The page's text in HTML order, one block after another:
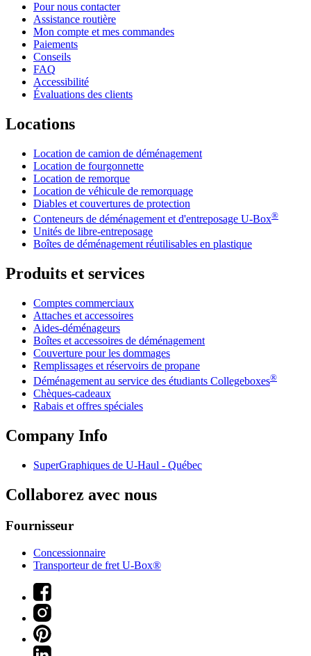
Pour nous contacter
Assistance routière
Mon compte et mes commandes
Paiements
Conseils
FAQ
Accessibilité
Évaluations des clients
Locations
Location de camion de déménagement
Location de fourgonnette
Location de remorque
Location de véhicule de remorquage
Diables et couvertures de protection
Conteneurs de déménagement et d'entreposage U-Box®
Unités de libre-entreposage
Boîtes de déménagement réutilisables en plastique
Produits et services
Comptes commerciaux
Attaches et accessoires
Aides-déménageurs
Boîtes et accessoires de déménagement
Couverture pour les dommages
Remplissages et réservoirs de propane
Déménagement au service des étudiants Collegeboxes®
Chèques-cadeaux
Rabais et offres spéciales
Company Info
SuperGraphiques de U-Haul - Québec
Collaborez avec nous
Fournisseur
Concessionnaire
Transporteur de fret U-Box®